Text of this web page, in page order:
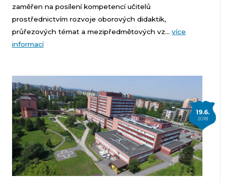
zaměřen na posílení kompetencí učitelů
prostřednictvím rozvoje oborových didaktik,
průřezových témat a mezipředmětových vz... více
informací
19.6.
2018